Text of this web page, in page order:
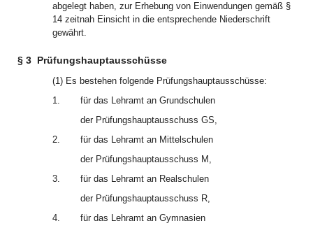
abgelegt haben, zur Erhebung von Einwendungen gemäß §
14 zeitnah Einsicht in die entsprechende Niederschrift
gewährt.
§ 3 Prüfungshauptausschüsse
(1) Es bestehen folgende Prüfungshauptausschüsse:
1.
für das Lehramt an Grundschulen
der Prüfungshauptausschuss GS,
2.
für das Lehramt an Mittelschulen
der Prüfungshauptausschuss M,
3.
für das Lehramt an Realschulen
der Prüfungshauptausschuss R,
4.
für das Lehramt an Gymnasien